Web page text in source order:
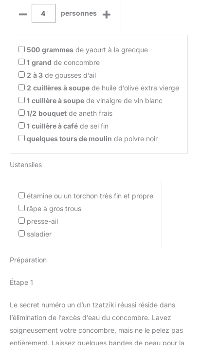
– personnes +
500 grammes de yaourt à la grecque
1 grand de concombre
2 à 3 de gousses d’ail
2 cuillères à soupe de huile d’olive extra vierge
1 cuillère à soupe de vinaigre de vin blanc
1/2 bouquet de aneth frais
1 cuillère à café de sel fin
quelques tours de moulin de poivre noir
Ustensiles
étamine ou un torchon très fin et propre
râpe à gros trous
presse-ail
saladier
Préparation
Étape 1
Le secret numéro un d’un tzatziki réussi réside dans
l’élimination de l’excès d’eau du concombre. Lavez
soigneusement votre concombre, mais ne le pelez pas
entièrement. Laissez quelques bandes de peau pour la